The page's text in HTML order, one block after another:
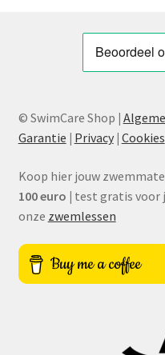
© SwimCare Shop |
Garantie | Privacy | Cookies
Koop hier jouw
100 euro | test gratis voor
onze zwemlessen